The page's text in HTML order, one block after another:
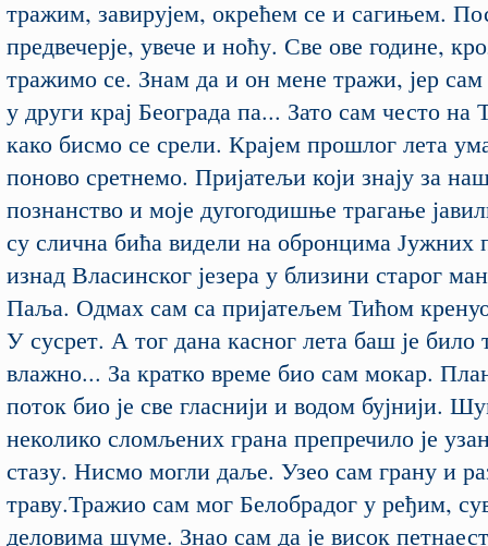
тражим, завирујем, окрећем се и сагињем.
предвечерје, увече и ноћу. Све ове године,
тражимо се. Знам да и он мене тражи, јер сам
у други крај Београда па... Зато сам често на
како бисмо се срели. Крајем прошлог лета
поново сретнемо. Пријатељи који знају за
познанство и моје дугогодишње трагање
су слична бића видели на обронцима Јужних
изнад Власинског језера у близини старог
Паља. Одмах сам са пријатељем Тићом
У сусрет. А тог дана касног лета баш је било
влажно... За кратко време био сам мокар.
поток био је све гласнији и водом бујнији.
неколико сломљених грана препречило је
стазу. Нисмо могли даље. Узео сам грану и
траву.Тражио сам мог Белобрадог у ређим,
деловима шуме. Знао сам да је висок петнаест